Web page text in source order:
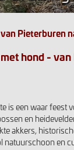
Pieterburen
hond -
is een waar feest
en
akkers,
en